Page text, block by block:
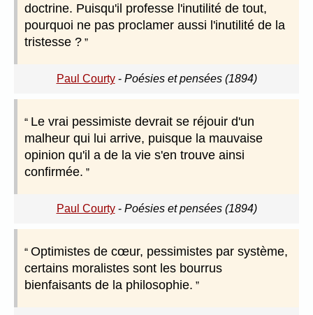
doctrine. Puisqu'il professe l'inutilité de tout,
pourquoi ne pas proclamer aussi l'inutilité de la
tristesse ?
Paul Courty- Poésies et pensées (1894)
Le vrai pessimiste devrait se réjouir d'un
malheur qui lui arrive, puisque la mauvaise
opinion qu'il a de la vie s'en trouve ainsi
confirmée.
Paul Courty- Poésies et pensées (1894)
Optimistes de cœur, pessimistes par système,
certains moralistes sont les bourrus
bienfaisants de la philosophie.